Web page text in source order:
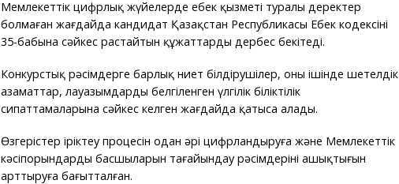
Мемлекеттік цифрлық жүйелерде еңбек қызметі туралы деректер
болмаған жағдайда кандидат Қазақстан Республикасы Еңбек кодексінің
35-бабына сәйкес растайтын құжаттарды дербес бекітеді.
Конкурстық рәсімдерге барлық ниет білдірушілер, оның ішінде шетелдік
азаматтар, лауазымдардың белгіленген үлгілік біліктілік
сипаттамаларына сәйкес келген жағдайда қатыса алады.
Өзгерістер іріктеу процесін одан әрі цифрландыруға және Мемлекеттік
кәсіпорындардың басшыларын тағайындау рәсімдерінің ашықтығын
арттыруға бағытталған.